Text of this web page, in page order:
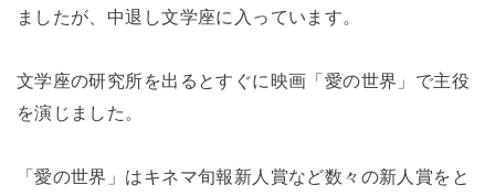
ましたが、中退し文学座に入っています。
文学座の研究所を出るとすぐに映画「愛の世界」で主役
を演じました。
「愛の世界」はキネマ旬報新人賞など数々の新人賞をと